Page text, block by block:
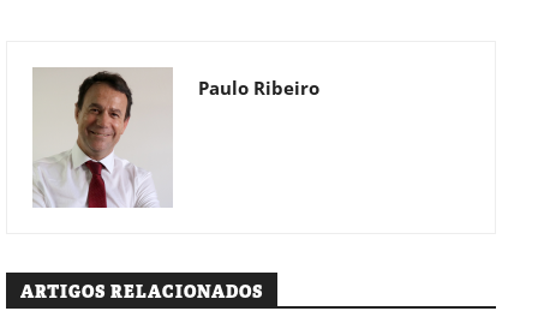
Paulo Ribeiro
ARTIGOS RELACIONADOS